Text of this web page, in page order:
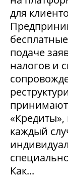
для
подаче
налогов и
«Кредиты»,
каждый
Как...